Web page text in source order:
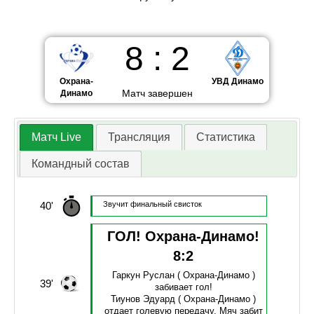
Охрана-
Динамо
8 : 2
Матч завершен
УВД Динамо
Матч Live Трансляция Статистика
Командный состав
40' Звучит финальный свисток
39'
ГОЛ! Охрана-Динамо!
8:2
Гаркун Руслан( Охрана-Динамо )
забивает гол!
Тиунов Эдуард ( Охрана-Динамо )
отдает голевую передачу. Мяч забит